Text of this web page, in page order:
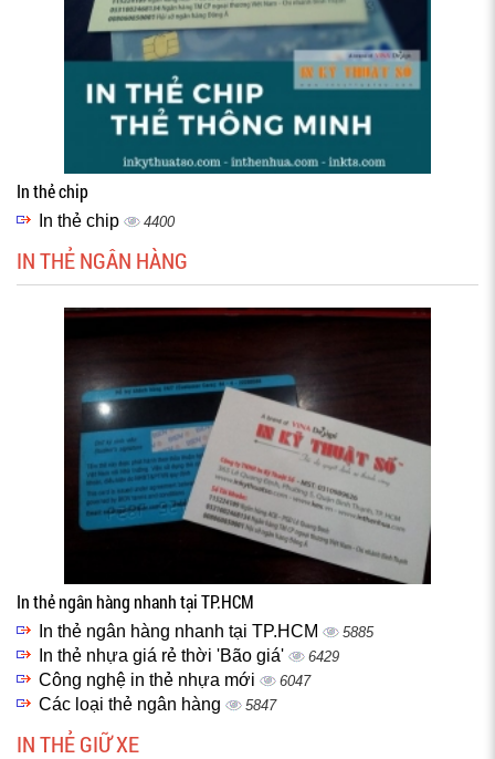
In thẻ chip
In thẻ chip 4400
IN THẺ NGÂN HÀNG
In thẻ ngân hàng nhanh tại TP.HCM
In thẻ ngân hàng nhanh tại TP.HCM 5885
In thẻ nhựa giá rẻ thời 'Bão giá' 6429
Công nghệ in thẻ nhựa mới 6047
Các loại thẻ ngân hàng 5847
IN THẺ GIỮ XE